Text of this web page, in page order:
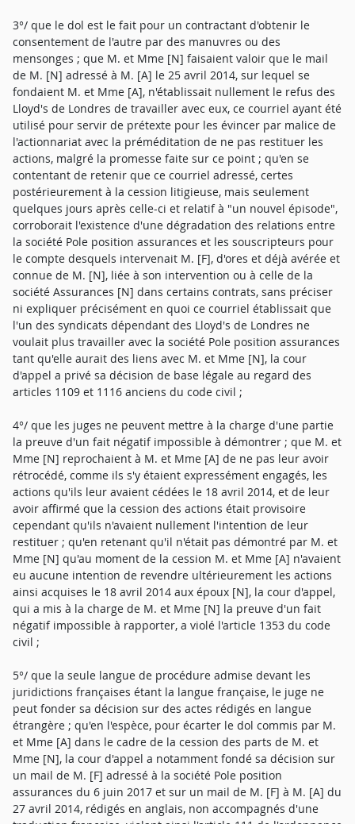
3°/ que le dol est le fait pour un contractant d'obtenir le
consentement de l'autre par des manuvres ou des
mensonges ; que M. et Mme [N] faisaient valoir que le mail
de M. [N] adressé à M. [A] le 25 avril 2014, sur lequel se
fondaient M. et Mme [A], n'établissait nullement le refus des
Lloyd's de Londres de travailler avec eux, ce courriel ayant été
utilisé pour servir de prétexte pour les évincer par malice de
l'actionnariat avec la préméditation de ne pas restituer les
actions, malgré la promesse faite sur ce point ; qu'en se
contentant de retenir que ce courriel adressé, certes
postérieurement à la cession litigieuse, mais seulement
quelques jours après celle-ci et relatif à "un nouvel épisode",
corroborait l'existence d'une dégradation des relations entre
la société Pole position assurances et les souscripteurs pour
le compte desquels intervenait M. [F], d'ores et déjà avérée et
connue de M. [N], liée à son intervention ou à celle de la
société Assurances [N] dans certains contrats, sans préciser
ni expliquer précisément en quoi ce courriel établissait que
l'un des syndicats dépendant des Lloyd's de Londres ne
voulait plus travailler avec la société Pole position assurances
tant qu'elle aurait des liens avec M. et Mme [N], la cour
d'appel a privé sa décision de base légale au regard des
articles 1109 et 1116 anciens du code civil ;
4°/ que les juges ne peuvent mettre à la charge d'une partie
la preuve d'un fait négatif impossible à démontrer ; que M. et
Mme [N] reprochaient à M. et Mme [A] de ne pas leur avoir
rétrocédé, comme ils s'y étaient expressément engagés, les
actions qu'ils leur avaient cédées le 18 avril 2014, et de leur
avoir affirmé que la cession des actions était provisoire
cependant qu'ils n'avaient nullement l'intention de leur
restituer ; qu'en retenant qu'il n'était pas démontré par M. et
Mme [N] qu'au moment de la cession M. et Mme [A] n'avaient
eu aucune intention de revendre ultérieurement les actions
ainsi acquises le 18 avril 2014 aux époux [N], la cour d'appel,
qui a mis à la charge de M. et Mme [N] la preuve d'un fait
négatif impossible à rapporter, a violé l'article 1353 du code
civil ;
5°/ que la seule langue de procédure admise devant les
juridictions françaises étant la langue française, le juge ne
peut fonder sa décision sur des actes rédigés en langue
étrangère ; qu'en l'espèce, pour écarter le dol commis par M.
et Mme [A] dans le cadre de la cession des parts de M. et
Mme [N], la cour d'appel a notamment fondé sa décision sur
un mail de M. [F] adressé à la société Pole position
assurances du 6 juin 2017 et sur un mail de M. [F] à M. [A] du
27 avril 2014, rédigés en anglais, non accompagnés d'une